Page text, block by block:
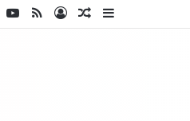
Articolo
Log
RSS
YouTube
Twitter